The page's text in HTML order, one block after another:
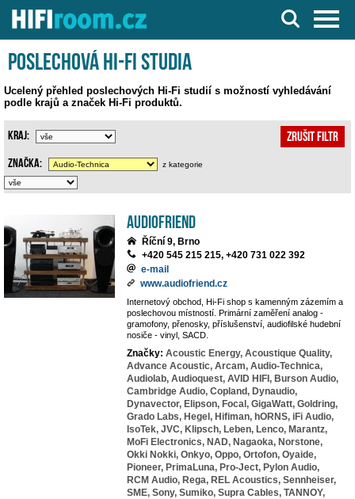
Server o Hi-Fi a AV technice
Poslechová Hi-Fi studia
Ucelený přehled poslechových Hi-Fi studií s možností vyhledávání
podle krajů a značek Hi-Fi produktů.
Zrušit filtr
Kraj:
Značka: z kategorie
Audiofriend
Říční 9, Brno
+420 545 215 215, +420 731 022 392
e-mail
www.audiofriend.cz
Internetový obchod, Hi-Fi shop s kamenným zázemím a
poslechovou místností. Primární zaměření analog -
gramofony, přenosky, příslušenství, audiofilské hudební
nosiče - vinyl, SACD.
Značky: Acoustic Energy, Acoustique Quality,
Advance Acoustic, Arcam, Audio-Technica,
Audiolab, Audioquest, AVID HIFI, Burson Audio,
Cambridge Audio, Copland, Dynaudio,
Dynavector, Elipson, Focal, GigaWatt, Goldring,
Grado Labs, Hegel, Hifiman, hORNS, iFi Audio,
IsoTek, JVC, Klipsch, Leben, Lenco, Marantz,
MoFi Electronics, NAD, Nagaoka, Norstone,
Okki Nokki, Onkyo, Oppo, Ortofon, Oyaide,
Pioneer, PrimaLuna, Pro-Ject, Pylon Audio,
RCM Audio, Rega, REL Acoustics, Sennheiser,
SME, Sony, Sumiko, Supra Cables, TANNOY,